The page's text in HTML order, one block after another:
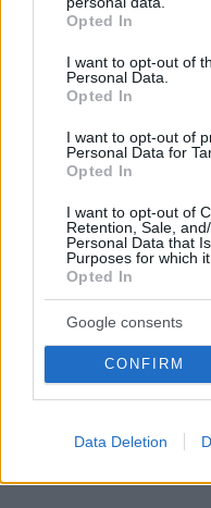
grant or deny consent to
use your data for below
consent section.
Opted In
I want to opt-out of
Personal Data.
Opted In
I want to opt-out of
Personal Data for
Opted In
I want to opt-out of
Retention, Sale,
Personal Data that
Purposes for which
Opted In
Google consents
CONFIRM
Data Deletion
Κάτι αλλάζει στον χάρτη
στην Ελλάδα
03.08.2026, 11:06
Εθνική Τράπεζα: Η
μεγάλων έργων
30.07.2026, 15:25
Διασκεδάζουμε
29.07.2026, 09:39
ΡΟΗ